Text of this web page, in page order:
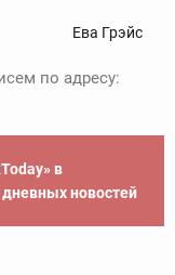
Ева Грэйс
по адресу:
в
новостей